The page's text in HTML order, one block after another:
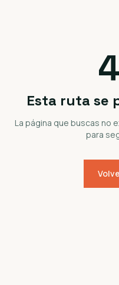
Esta ruta se
La página que buscas no
para